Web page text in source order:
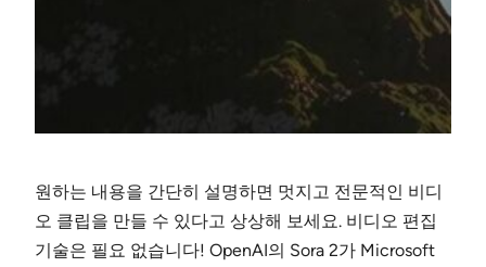
원하는 내용을 간단히 설명하면 멋지고 전문적인 비디
오 클립을 만들 수 있다고 상상해 보세요. 비디오 편집
기술은 필요 없습니다! OpenAI의 Sora 2가 Microsoft